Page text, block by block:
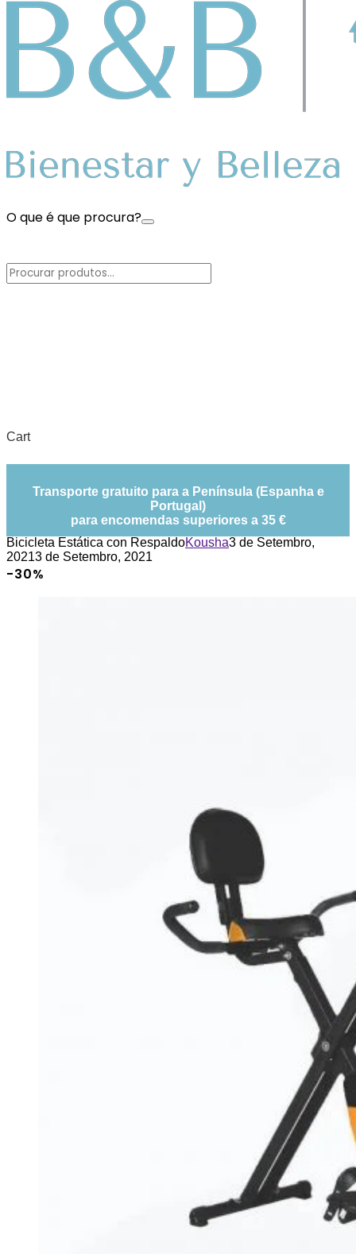
O que é que procura?
Cart
Transporte gratuito para a Península (Espanha e
Portugal)
para encomendas superiores a 35 €
Bicicleta Estática con RespaldoKousha3 de Setembro,
20213 de Setembro, 2021
-30%